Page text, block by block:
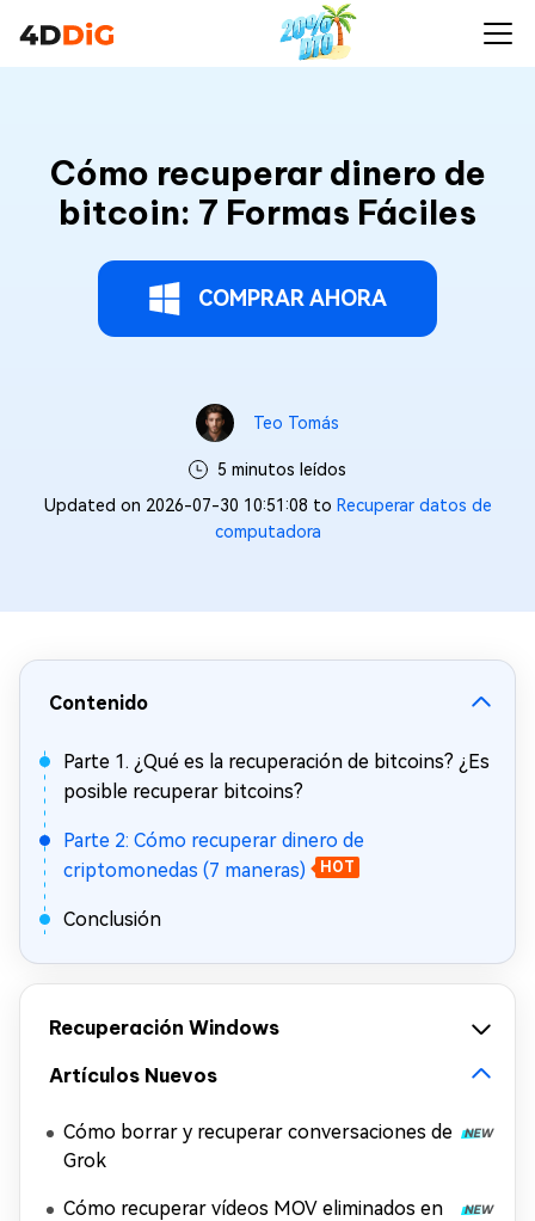
Cómo recuperar dinero de
bitcoin: 7 Formas Fáciles
COMPRAR AHORA
Teo Tomás
5 minutos leídos
Updated on 2026-07-30 10:51:08 to Recuperar datos de
computadora
Contenido
Parte 1. ¿Qué es la recuperación de bitcoins? ¿Es
posible recuperar bitcoins?
Parte 2: Cómo recuperar dinero de
criptomonedas (7 maneras)
HOT
Conclusión
Recuperación Windows
Artículos Nuevos
Cómo borrar y recuperar conversaciones de
Grok
Cómo recuperar vídeos MOV eliminados en